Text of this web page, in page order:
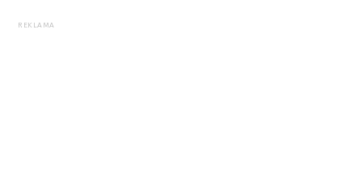
REKLAMA